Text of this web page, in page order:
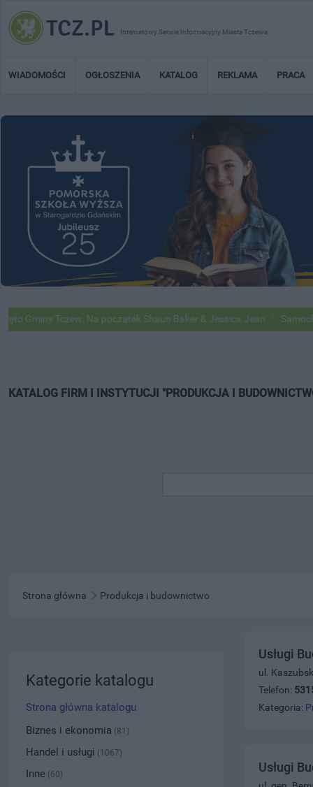
Internetowy Serwis Informacyjny Miasta Tczewa
WIADOMOŚCI OGŁOSZENIA KATALOG REKLAMA PRACA
Tczew. Na początek Shaun Baker & Jessica Jean Samochody
KATALOG FIRM I INSTYTUCJI "PRODUKCJA I
Strona główna Produkcja i budownictwo
Usługi
ul.
Telefon:
Kategoria:
Usługi
Kategorie katalogu
Strona główna katalogu
Biznes i ekonomia (81)
Handel i usługi (1067)
Inne (60)